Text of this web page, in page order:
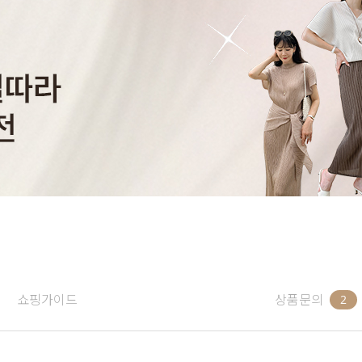
쇼핑가이드 상품문의 2